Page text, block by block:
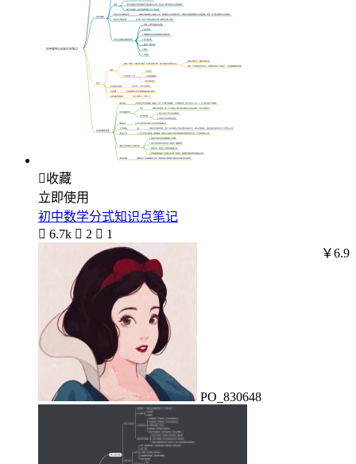
收藏
立即使用
初中数学分式知识点笔记
 6.7k  2  1
PO_830648
￥6.9